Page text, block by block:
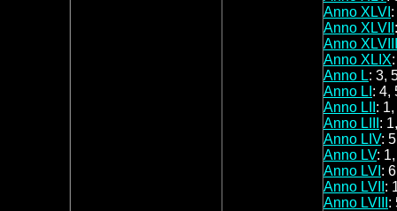
Anno XLVI
Anno XLVII
Anno XLVIII
Anno XLIX
Anno L: 3,
Anno LI : 4,
Anno LII :
Anno LIII :
Anno LIV:
Anno LV:
Anno LVI :
Anno LVII :
Anno LVIII :